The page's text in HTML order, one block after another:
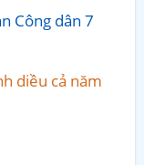
Công dân 7
diều cả năm